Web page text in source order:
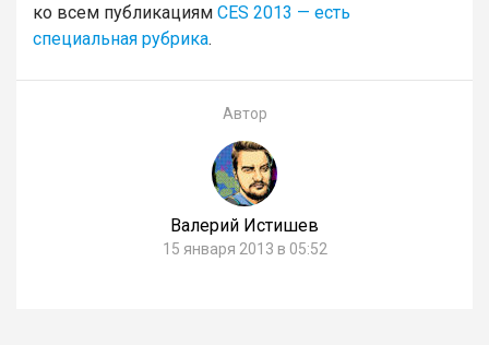
ко всем публикациям CES 2013 — есть
специальная рубрика.
Автор
Валерий Истишев
15 января 2013 в 05:52